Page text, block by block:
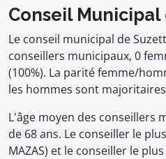
Conseil Municipal
Le conseil municipal de
conseillers municipaux, 0
(100%). La parité femme/
les hommes sont
L'âge moyen des conseillers
de 68 ans. Le conseiller le
MAZAS) et le conseiller le plus